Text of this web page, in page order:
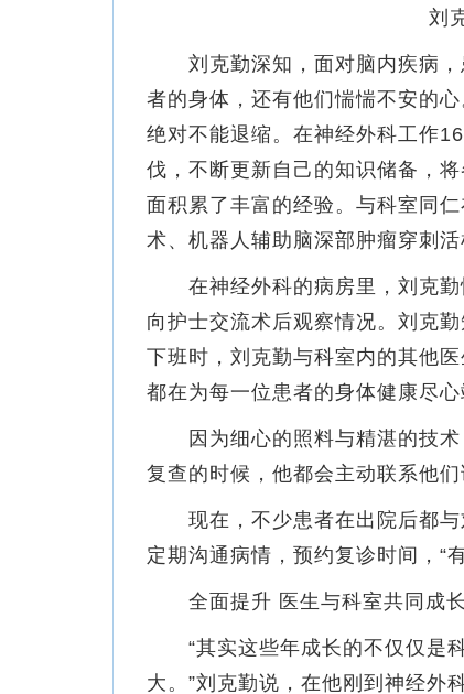
刘克
刘克勤深知，面对脑内疾病，
者的身体，还有他们惴惴不安的
绝对不能退缩。在神经外科工作
伐，不断更新自己的知识储备，
面积累了丰富的经验。与科室同
术、机器人辅助脑深部肿瘤穿刺
在神经外科的病房里，刘克勤
向护士交流术后观察情况。刘克
下班时，刘克勤与科室内的其他
都在为每一位患者的身体健康尽心
因为细心的照料与精湛的技术
复查的时候，他都会主动联系他
现在，不少患者在出院后都与
定期沟通病情，预约复诊时间，“
全面提升 医生与科室共同成长
“其实这些年成长的不仅仅是科
大。”刘克勤说，在他刚到神经外